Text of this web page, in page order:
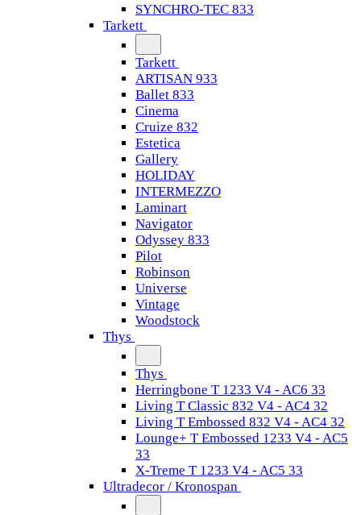
SYNCHRO-TEC 833
Tarkett
Tarkett
ARTISAN 933
Ballet 833
Cinema
Cruize 832
Estetica
Gallery
HOLIDAY
INTERMEZZO
Laminart
Navigator
Odyssey 833
Pilot
Robinson
Universe
Vintage
Woodstock
Thys
Thys
Herringbone T 1233 V4 - AC6 33
Living T Classic 832 V4 - AC4 32
Living T Embossed 832 V4 - AC4 32
Lounge+ T Embossed 1233 V4 - AC5
33
X-Treme T 1233 V4 - AC5 33
Ultradecor / Kronospan